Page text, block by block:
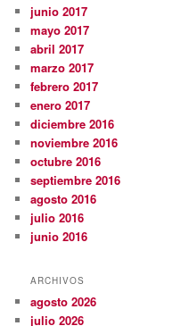
junio 2017
mayo 2017
abril 2017
marzo 2017
febrero 2017
enero 2017
diciembre 2016
noviembre 2016
octubre 2016
septiembre 2016
agosto 2016
julio 2016
junio 2016
ARCHIVOS
agosto 2026
julio 2026